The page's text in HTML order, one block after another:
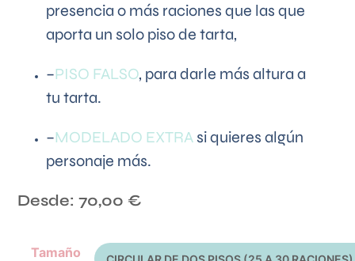
presencia o más raciones que las que
aporta un solo piso de tarta,
–PISO FALSO, para darle más altura a
tu tarta.
–MODELADO EXTRA si quieres algún
personaje más.
Desde:70,00 €
Tamaño